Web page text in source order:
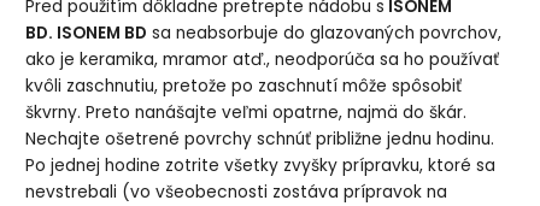
Pred použitím dôkladne pretrepte nádobus ISONEM
BD. ISONEM BD sa neabsorbuje do glazovaných povrchov,
ako je keramika, mramor atď., neodporúča sa ho používať
kvôli zaschnutiu, pretože po zaschnutí môže spôsobiť
škvrny. Preto nanášajte veľmi opatrne, najmä do škár.
Nechajte ošetrené povrchy schnúť približne jednu hodinu.
Po jednej hodine zotrite všetky zvyšky prípravku, ktoré sa
nevstrebali (vo všeobecnosti zostáva prípravok na